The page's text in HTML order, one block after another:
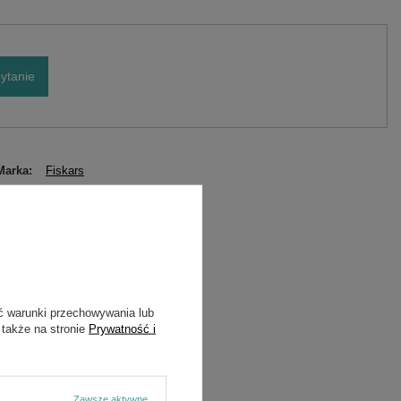
Fiskars
warunki przechowywania lub
na stronie Prywatność i